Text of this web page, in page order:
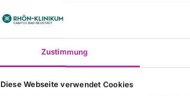
Zustimmung
Diese Webseite verwendet Cookies
RHÖN-KLINIKUM Campus
zwei